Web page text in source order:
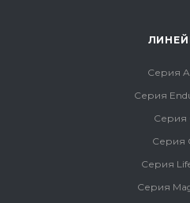
Серия
Серия
Серия
Серия
Серия
Серия